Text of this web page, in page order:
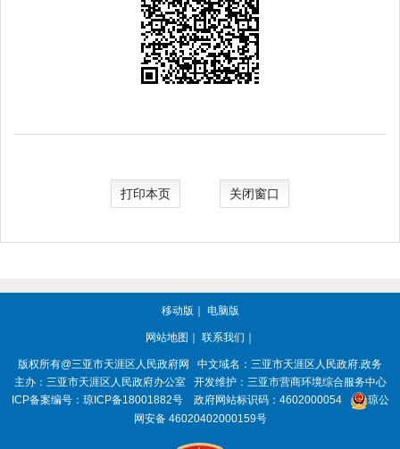
打印本页 关闭窗口
移动版 电脑版
网站地图 联系我们
版权所有@三亚市天涯区人民政府网 中文域名： 三亚市天涯区人民政府.政务
主办：三亚市天涯区人民政府办公室
开发维护：三亚市营商环境综合服务中心
ICP备案编号： 琼ICP备18001882号 政府网站标识码： 4602000054
琼公
网安备 46020402000159号